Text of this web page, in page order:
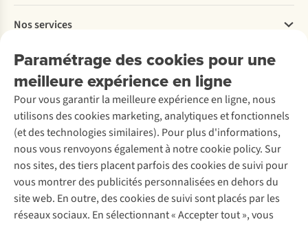
Paramétrage des cookies pour une
meilleure expérience en ligne
Pour vous garantir la meilleure expérience en ligne, nous
utilisons des cookies marketing, analytiques et fonctionnels
(et des technologies similaires). Pour plus d'informations,
nous vous renvoyons également à notre cookie policy. Sur
nos sites, des tiers placent parfois des cookies de suivi pour
vous montrer des publicités personnalisées en dehors du
site web. En outre, des cookies de suivi sont placés par les
réseaux sociaux. En sélectionnant « Accepter tout », vous
Payer
Livraison
Rétractation d'une commande
Entretien & réparations
Garantie
Contactez-nous
Explore More
À propos d’Ayacucho
Nos magasins
À propos d’A.S.Adventure
Déclaration d'accessibilité
Nos services
Location / Location sports d’hiver
Entretien de ski
Service de lavage
Entretien de chaussures
Réparation de chaussures
Réparation de vêtements
Retouches
Pour les entreprises
Découvrez
A.S.Magazine
Explore Camp
Gear Check
Expertise & conseils
Abonnez-vous à la newsletter
Suivez-nous